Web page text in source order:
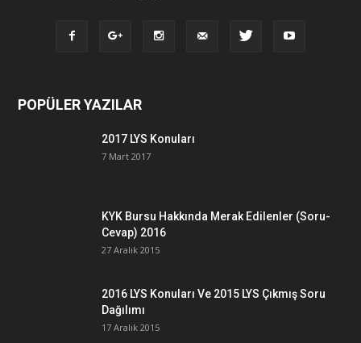
POPÜLER YAZILAR
2017 LYS Konuları
7 Mart 2017
KYK Bursu Hakkında Merak Edilenler (Soru-
Cevap) 2016
27 Aralık 2015
2016 LYS Konuları Ve 2015 LYS Çıkmış Soru
Dağılımı
17 Aralık 2015